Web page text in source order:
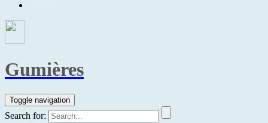
Gumières
Toggle navigation
Search for: